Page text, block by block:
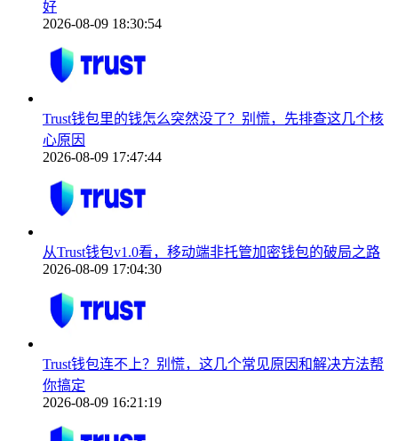
好
2026-08-09 18:30:54
Trust钱包里的钱怎么突然没了？别慌，先排查这几个核
心原因
2026-08-09 17:47:44
从Trust钱包v1.0看，移动端非托管加密钱包的破局之路
2026-08-09 17:04:30
Trust钱包连不上？别慌，这几个常见原因和解决方法帮
你搞定
2026-08-09 16:21:19